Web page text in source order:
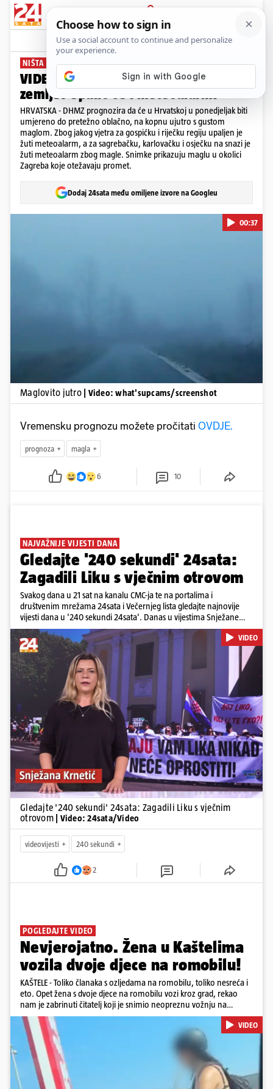
PRIJAVA
News Komentari
NIŠTA SE NE VIDI
VIDEO Gusta magla na sjeveru
zemlje: Upalio se i meteoalarm!
HRVATSKA - DHMZ prognozira da će u Hrvatskoj u ponedjeljak biti
umjereno do pretežno oblačno, na kopnu ujutro s gustom
maglom. Zbog jakog vjetra za gospićku i riječku regiju upaljen je
žuti meteoalarm, a za sagrebačku, karlovačku i osječku na snazi je
žuti meteoalarm zbog magle. Snimke prikazuju maglu u okolici
Zagreba koje otežavaju promet.
Dodaj 24sata među omiljene izvore na Googleu
00:37
Maglovito jutro | Video: what'supcams/screenshot
Vremensku prognozu možete pročitati OVDJE.
prognoza magla
6 10
NAJVAŽNIJE VIJESTI DANA
Gledajte '240 sekundi' 24sata:
Zagadili Liku s vječnim otrovom
Svakog dana u 21 sat na kanalu CMC-ja te na portalima i
društvenim mrežama 24sata i Večernjeg lista gledajte najnovije
vijesti dana u '240 sekundi 24sata'. Danas u vijestima Snježane
Krnetić: Lika teško zagađena s 37.000 tona opasnog otpada, Troje
poginulih u nesreći u Zagrebu, Uhićen načelnik Svetog Ivana
Žabna, Borba za život Denisa Vejzovića, Krajaču režu ovlasti: Slijedi
otkaz...
Pokretanje videa...
VIDEO
Gledajte '240 sekundi' 24sata: Zagadili Liku s vječnim
otrovom
| Video: 24sata/Video
videovijesti 240 sekundi
2
POGLEDAJTE VIDEO
Nevjerojatno. Žena u Kaštelima
vozila dvoje djece na romobilu!
KAŠTELE - Toliko članaka s ozljedama na romobilu, toliko nesreća i
eto. Opet žena s dvoje djece na romobilu vozi kroz grad, rekao
nam je zabrinuti čitatelj koji je snimio neopreznu vožnju na
romobilu u četvrtak prijepodne kroz Kaštele. Podsjetimo, mjesec i
pol od smrti dječaka (14) u Metkoviću, pad s električnog romobila
odnio je još jedan mladi život. Unatoč naporima liječnika KBC-a
Zagreb, u ponedjeljak maloljetnik je podlegao ozljedama
zadobivenima u padu s romobila.
VIDEO